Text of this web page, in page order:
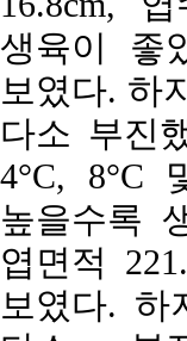
생육이 좋
보였다. 하
다소 부진
4°C, 8°C
높을수록
엽면적
보였다. 하